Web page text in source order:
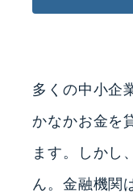
多くの中小企
かなかお金を
ます。しかし
ん。金融機関